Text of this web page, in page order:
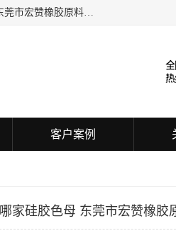
东莞市宏赞橡胶原料有限公司批量供应：橡胶色胶、橡胶色母、橡胶色母胶、橡胶颜料、橡胶色片等产品。东莞市宏赞橡胶原料有限公司经营已经十五年的历史，目前的客户群广达东南亚各国，也是目前橡胶制造密集度高的中国大陆橡胶制品工厂使用多，市场占有率高的色胶专业生产工厂。
客户案例
哪家硅胶色母 东莞市宏赞橡胶